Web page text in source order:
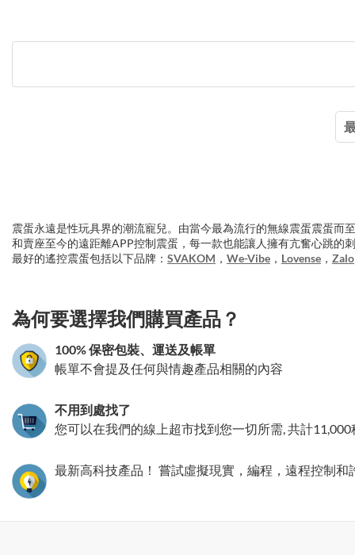
震蛋永遠是性玩具界的潮流寵兒。由當今最為流行的無線震蛋震蛋而
和賣座至今的遠距離APP控制震蛋，每一款也能讓人擁有亢奮心跳的
最好的遙控震蛋包括以下品牌： SVAKOM ， We-Vibe ， Lovense ， Zalo
為何要選擇我們購買產品？
100% 保密包裝、運送及帳單
帳單不會提及任何與情趣產品相關的內容
不用到處找了
您可以在我們的線上超市找到您一切所需, 共計11,000
最新高科技產品！ 嘗試虛擬現實，編程，遠程控制